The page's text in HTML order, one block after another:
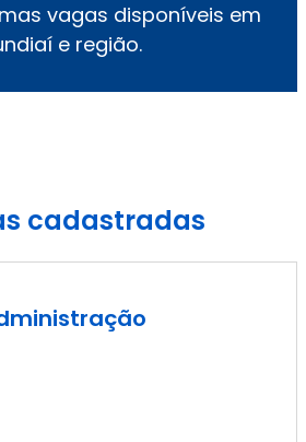
vagas disponíveis em
e região.
cadastradas